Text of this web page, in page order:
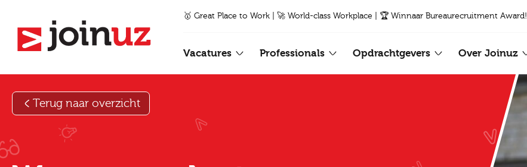
🥇 Great Place to Work | 🚀 World-class Workplace | 🏆 Winnaar Bureaurecruitment Award!
Vacatures Professionals Opdrachtgevers Over Joinuz
Terug naar overzicht